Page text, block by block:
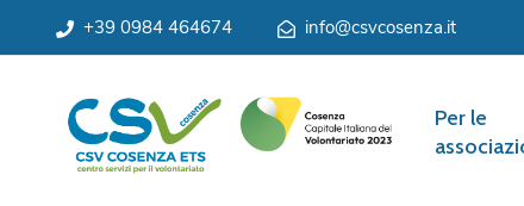
+39 0984 464674 info@csvcosenza.it
Per le